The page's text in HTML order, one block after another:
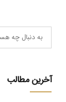
آخرین مطالب